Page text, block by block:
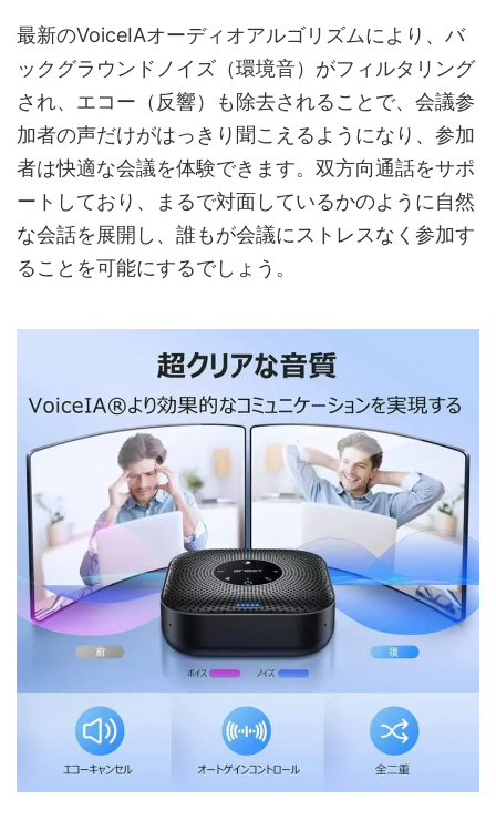
最新のVoiceIAオーディオアルゴリズムにより、バ
ックグラウンドノイズ（環境音）がフィルタリング
され、エコー（反響）も除去されることで、会議参
加者の声だけがはっきり聞こえるようになり、参加
者は快適な会議を体験できます。双方向通話をサポ
ートしており、まるで対面しているかのように自然
な会話を展開し、誰もが会議にストレスなく参加す
ることを可能にするでしょう。